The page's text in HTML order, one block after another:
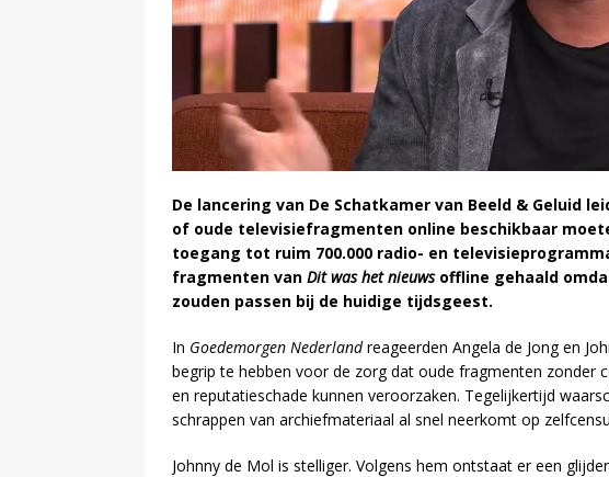
De lancering van De Schatkamer van Beeld & Geluid
of oude televisiefragmenten online beschikbaar
toegang tot ruim 700.000 radio- en
fragmenten van Dit was het nieuwsoffline gehaald
zouden passen bij de huidige tijdsgeest.
In Goedemorgen Nederlandreageerden Angela de Jong en
begrip te hebben voor de zorg dat oude fragmenten zonder
en reputatieschade kunnen veroorzaken. Tegelijkertijd
schrappen van archiefmateriaal al snel neerkomt op
Johnny de Mol is stelliger. Volgens hem ontstaat er een